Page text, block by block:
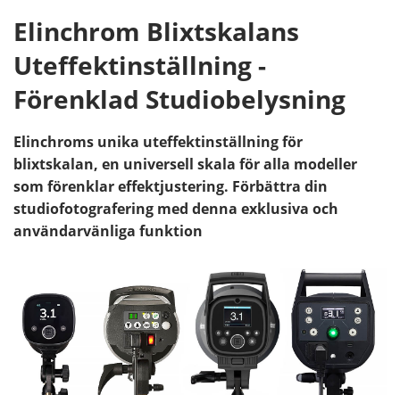
Elinchrom Blixtskalans
Uteffektinställning -
Förenklad Studiobelysning
Elinchroms unika uteffektinställning för
blixtskalan, en universell skala för alla modeller
som förenklar effektjustering. Förbättra din
studiofotografering med denna exklusiva och
användarvänliga funktion